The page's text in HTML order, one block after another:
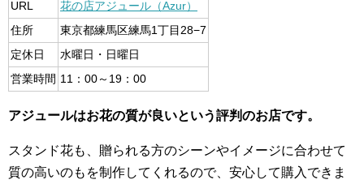
URL
花の店アジュール（Azur）
住所
東京都練馬区練馬1丁目28−7
定休日
水曜日・日曜日
営業時間 11：00～19：00
アジュールはお花の質が良いという評判のお店です。
スタンド花も、贈られる方のシーンやイメージに合わせて
質の高いのもを制作してくれるので、安心して購入できま